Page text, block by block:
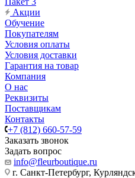
Акции
Обучение
Покупателям
Условия оплаты
Условия доставки
Гарантия на товар
Компания
О нас
Реквизиты
Поставщикам
Контакты
+7 (812) 660-57-59
Заказать звонок
Задать вопрос
info@fleurboutique.ru
г. Санкт-Петербург,